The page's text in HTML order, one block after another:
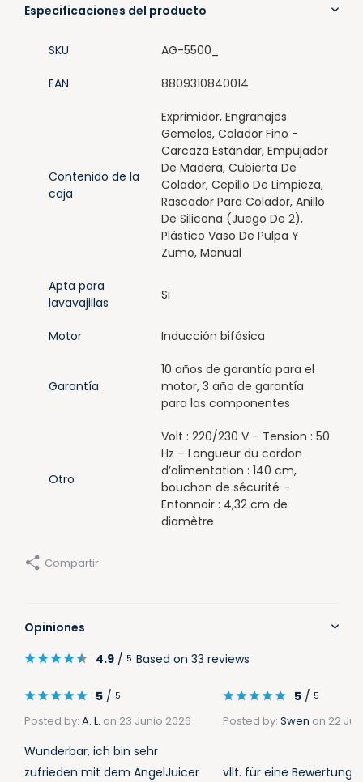
Especificaciones del producto
SKU AG-5500_
EAN 8809310840014
Contenido de la
caja
Exprimidor, Engranajes
Gemelos, Colador Fino -
Carcaza Estándar, Empujador
De Madera, Cubierta De
Colador, Cepillo De Limpieza,
Rascador Para Colador, Anillo
De Silicona (Juego De 2),
Plástico Vaso De Pulpa Y
Zumo, Manual
Apta para
lavavajillas
Si
Motor Inducción bifásica
Garantía
10 años de garantía para el
motor, 3 año de garantía
para las componentes
Otro
Volt : 220/230 V – Tension : 50
Hz – Longueur du cordon
d’alimentation : 140 cm,
bouchon de sécurité –
Entonnoir : 4,32 cm de
diamètre
Compartir
Opiniones
4.9 / 5 Based on 33 reviews
5 / 5
Posted by: A. L. on 23 Junio 2026
Wunderbar, ich bin sehr
zufrieden mit dem AngelJuicer
5 / 5
Posted by: Swen on 22
vllt. für eine Bewertung